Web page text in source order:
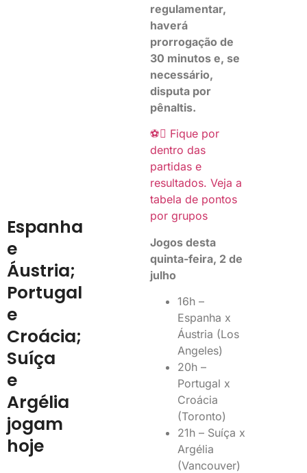
Espanha
e
Áustria;
Portugal
e
Croácia;
Suíça
e
Argélia
jogam
hoje
regulamentar,
haverá
prorrogação de
30 minutos e, se
necessário,
disputa por
pênaltis.
⚽ Fique por
dentro das
partidas e
resultados. Veja a
tabela de pontos
por grupos
Jogos desta
quinta-feira, 2 de
julho
16h –
Espanha x
Áustria (Los
Angeles)
20h –
Portugal x
Croácia
(Toronto)
21h – Suíça x
Argélia
(Vancouver)